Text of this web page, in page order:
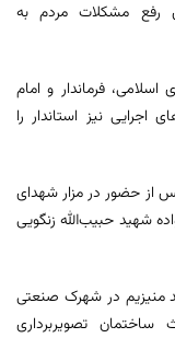
رفع مشکلات مردم به
فرماندار و امام
نیز استاندار را
پس از حضور در مزار شهدای
شهید حبیب‌الله زنگویی
منیزیم در شهرک صنعتی
ساختمان تصویربرداری